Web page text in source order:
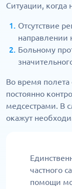
Ситуации, когда
Отсутствие
Больному
Во время полета
постоянно
медсестрами. В
окажут
частного
помощи